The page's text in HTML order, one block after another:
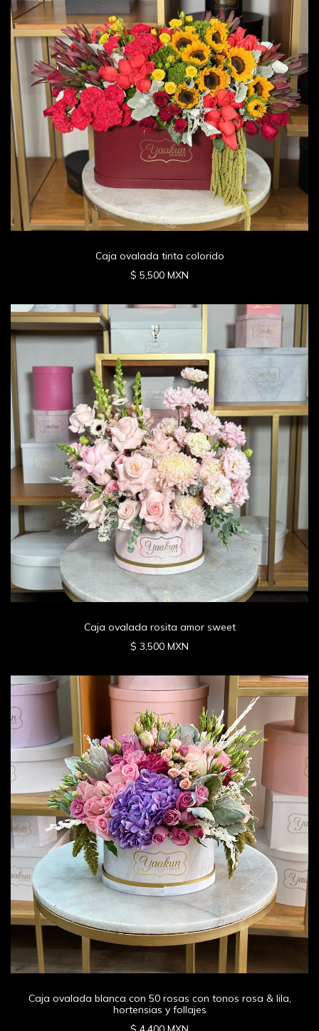
Caja ovalada tinta colorido
$ 5,500 MXN
Caja ovalada rosita amor sweet
$ 3,500 MXN
Caja ovalada blanca con 50 rosas con tonos rosa & lila,
hortensias y follajes